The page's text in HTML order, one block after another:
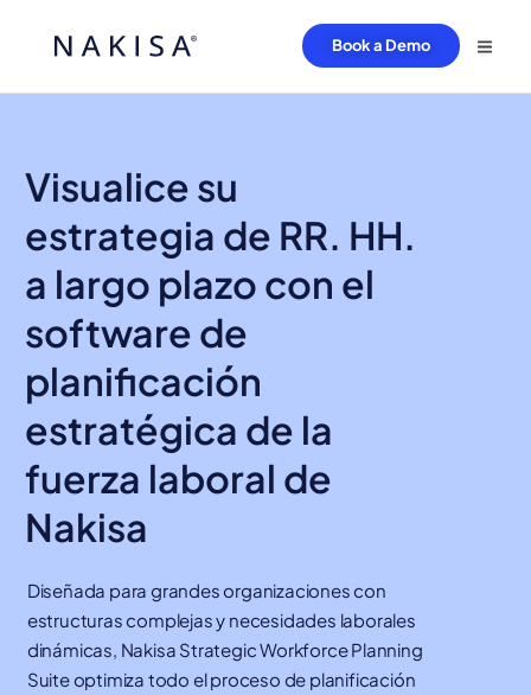
Book a Demo
Visualice su
estrategia de RR. HH.
a largo plazo con el
software de
planificación
estratégica de la
fuerza laboral de
Nakisa
Diseñada para grandes organizaciones con
estructuras complejas y necesidades laborales
dinámicas, Nakisa Strategic Workforce Planning
Suite optimiza todo el proceso de planificación